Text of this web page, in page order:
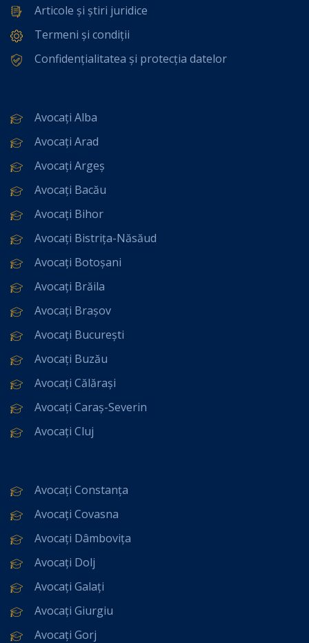
Articole și știri juridice
Termeni și condiții
Confidențialitatea și protecția datelor
Avocați Alba
Avocați Arad
Avocați Argeș
Avocați Bacău
Avocați Bihor
Avocați Bistrița-Năsăud
Avocați Botoșani
Avocați Brăila
Avocați Brașov
Avocați București
Avocați Buzău
Avocați Călărași
Avocați Caraș-Severin
Avocați Cluj
Avocați Constanța
Avocați Covasna
Avocați Dâmbovița
Avocați Dolj
Avocați Galați
Avocați Giurgiu
Avocați Gorj